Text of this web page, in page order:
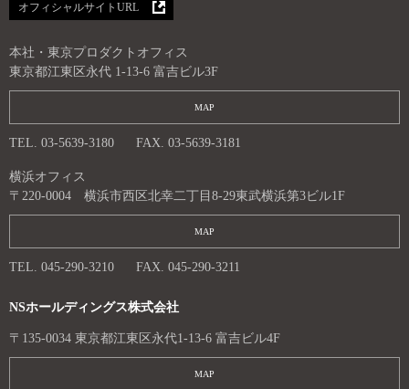
オフィシャルサイトURL
本社・東京プロダクトオフィス
東京都江東区永代 1-13-6 富吉ビル3F
MAP
TEL. 03-5639-3180 FAX. 03-5639-3181
横浜オフィス
〒220-0004 横浜市西区北幸二丁目8-29東武横浜第3ビル1F
MAP
TEL. 045-290-3210 FAX. 045-290-3211
NSホールディングス株式会社
〒135-0034 東京都江東区永代1-13-6 富吉ビル4F
MAP